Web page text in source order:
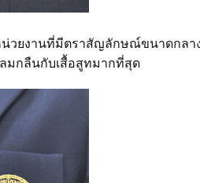
ยงานที่มีตราสัญลักษณ์ขนาดกลาง
มกลืนกับเสื้อสูทมากที่สุด